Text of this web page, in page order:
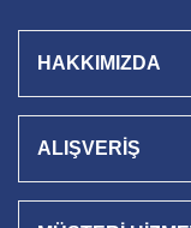
HAKKIMIZDA
ALIŞVERİŞ